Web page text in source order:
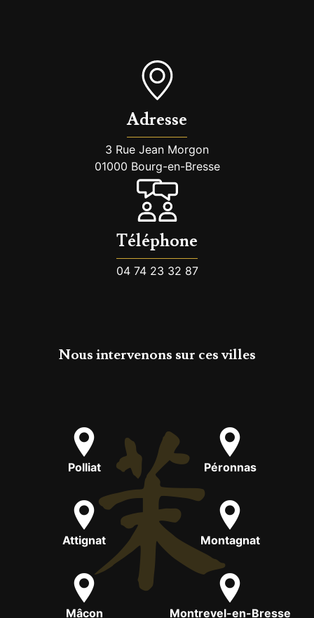
Adresse
3 Rue Jean Morgon
01000 Bourg-en-Bresse
Téléphone
04 74 23 32 87
Nous intervenons sur ces villes
Polliat Péronnas
Attignat Montagnat
Mâcon Montrevel-en-Bresse